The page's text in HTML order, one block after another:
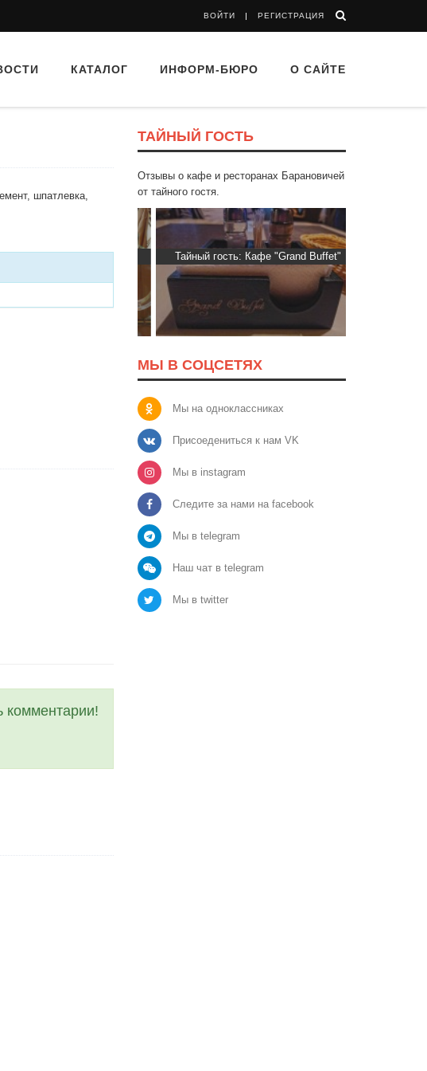
ВОЙТИ РЕГИСТРАЦИЯ
КАТАЛОГ ИНФОРМ-БЮРО О САЙТЕ
шпатлевка,
комментарии!
ТАЙНЫЙ ГОСТЬ
Отзывы о кафе и ресторанах Барановичей
от тайного гостя.
Гастропаб “Drova” Тайный гость: Кафе "Grand Buffet"
МЫ В СОЦСЕТЯХ
Мы на одноклассниках
Присоедениться к нам VK
Мы в instagram
Следите за нами на facebook
Мы в telegram
Наш чат в telegram
Мы в twitter